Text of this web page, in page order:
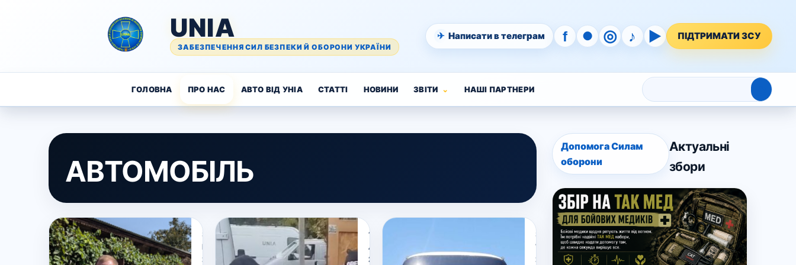
UNIA
ЗАБЕЗПЕЧЕННЯ СИЛ БЕЗПЕКИ Й ОБОРОНИ УКРАЇНИ
✈ Написати в телеграм f ● ◎ ♪ ▶ ПІДТРИМАТИ ЗСУ
ГОЛОВНА ПРО НАС АВТО ВІД УНІА СТАТТІ НОВИНИ ЗВІТИ НАШІ ПАРТНЕРИ
АВТОМОБІЛЬ
3
Вересня,
2024
18
Листопада,
2023
30
Травня,
2023
Допомога Силам
оборони
Актуальні
збори